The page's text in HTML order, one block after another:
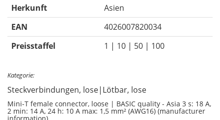
Herkunft
Asien
EAN
4026007820034
Preisstaffel
1 | 10 | 50 | 100
Kategorie:
Steckverbindungen, lose|Lötbar, lose
Mini-T female connector, loose | BASIC quality - Asia 3 s: 18 A,
2 min: 14 A, 24 h: 10 A max: 1,5 mm² (AWG16) (manufacturer